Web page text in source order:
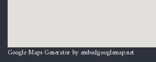
Google Maps Generator by embedgooglemap.net